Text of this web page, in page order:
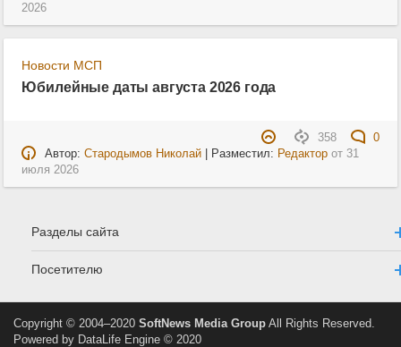
2026
Новости МСП
Юбилейные даты августа 2026 года
358
0
Автор: Стародымов Николай| Разместил: Редакторот 31
июля 2026
Разделы сайта
Посетителю
Copyright © 2004–2020 SoftNews Media Group All Rights Reserved.
Powered by DataLife Engine © 2020